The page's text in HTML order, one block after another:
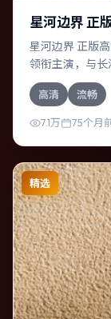
星河边界 正
星河边界 正版
领衔主演，与长
喜剧类型，主
境小镇意外重逢
清晰，适合喜欢
高清 流畅
7.1万 75个月
精选